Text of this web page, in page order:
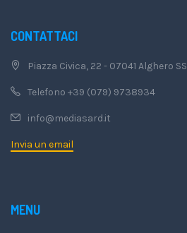
CONTATTACI
Piazza Civica, 22 - 07041 Alghero SS
Telefono +39 (079) 9738934
info@mediasard.it
Invia un email
MENU